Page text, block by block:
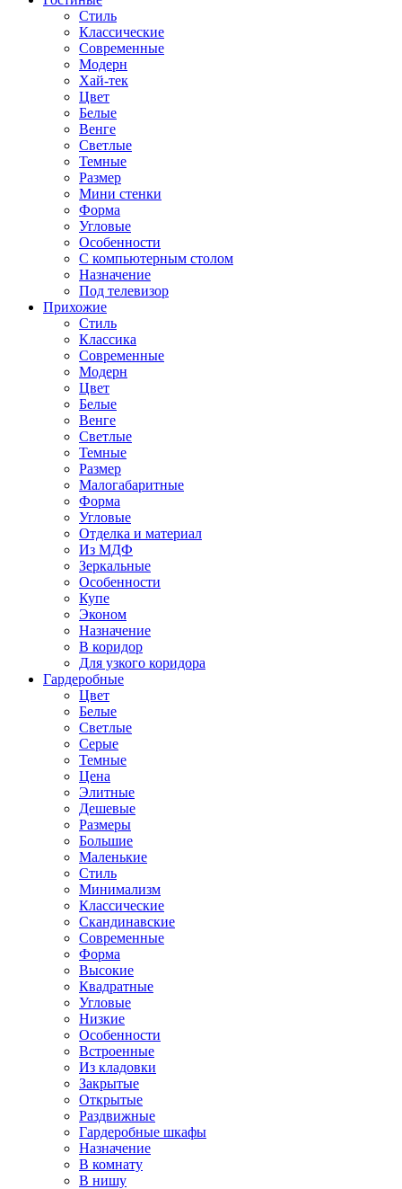
Стиль
Классические
Современные
Модерн
Хай-тек
Цвет
Белые
Венге
Светлые
Темные
Размер
Мини стенки
Форма
Угловые
Особенности
С компьютерным столом
Назначение
Под телевизор
Прихожие
Стиль
Классика
Современные
Модерн
Цвет
Белые
Венге
Светлые
Темные
Размер
Малогабаритные
Форма
Угловые
Отделка и материал
Из МДФ
Зеркальные
Особенности
Купе
Эконом
Назначение
В коридор
Для узкого коридора
Гардеробные
Цвет
Белые
Светлые
Серые
Темные
Цена
Элитные
Дешевые
Размеры
Большие
Маленькие
Стиль
Минимализм
Классические
Скандинавские
Современные
Форма
Высокие
Квадратные
Угловые
Низкие
Особенности
Встроенные
Из кладовки
Закрытые
Открытые
Раздвижные
Гардеробные шкафы
Назначение
В комнату
В нишу